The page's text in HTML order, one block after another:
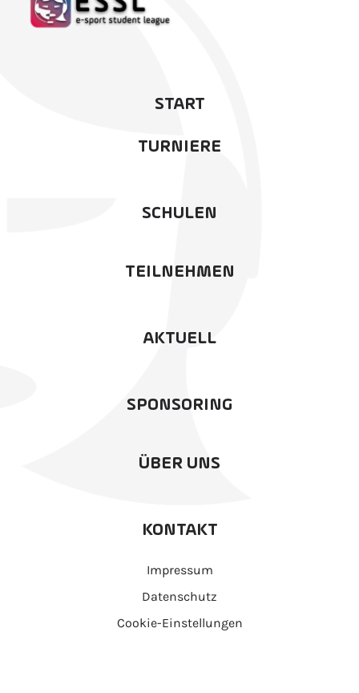
START
TURNIERE
SCHULEN
TEILNEHMEN
AKTUELL
SPONSORING
ÜBER UNS
KONTAKT
Impressum
Datenschutz
Cookie-Einstellungen